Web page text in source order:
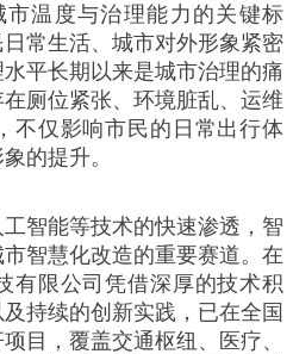
市温度与治理能力的关键标
常生活、城市对外形象紧密
平长期以来是城市治理的痛
厕位紧张、环境脏乱、运维
不仅影响市民的日常出行体
的提升。
智能等技术的快速渗透，智
智慧化改造的重要赛道。在
有限公司凭借深厚的技术积
持续的创新实践，已在全国
目，覆盖交通枢纽、医疗、